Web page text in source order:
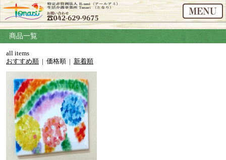
商品一覧
all items
おすすめ順 | 価格順 | 新着順